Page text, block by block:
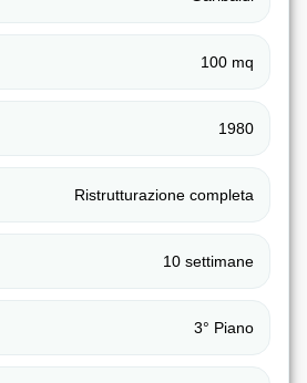
100 mq
1980
Ristrutturazione completa
10 settimane
3° Piano